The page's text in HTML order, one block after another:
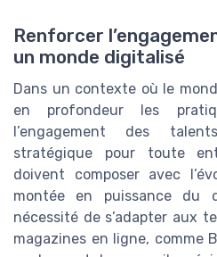
Renforcer
un monde digitalisé
Dans un contexte où le
en profondeur les
l’engagement des
stratégique pour toute
doivent composer avec
montée en puissance du
nécessité de s’adapter aux
magazines en ligne, comme